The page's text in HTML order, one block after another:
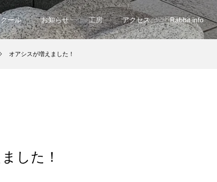
ール お知らせ 工房 アクセス Rabbit info
オアシスが増えました！
した！